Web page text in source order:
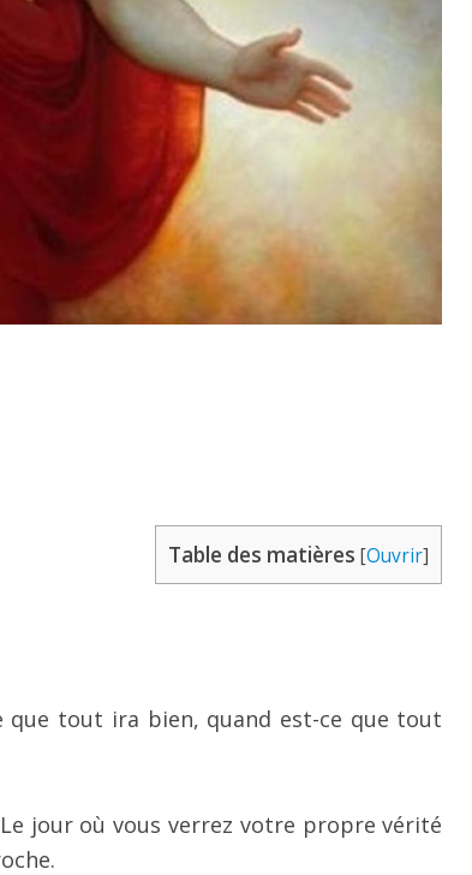
Table des matières [Ouvrir]
que tout ira bien, quand est-ce que tout
jour où vous verrez votre propre vérité